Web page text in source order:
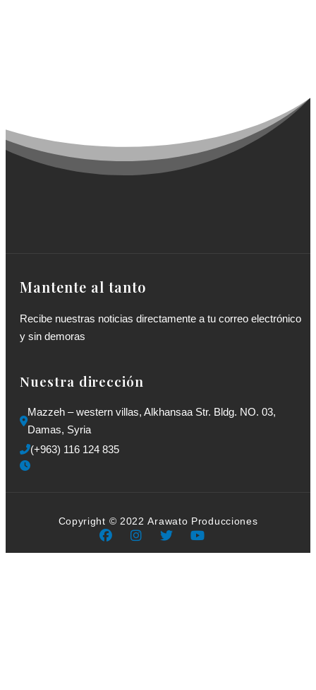
Mantente al tanto
Recibe nuestras noticias directamente a tu correo electrónico
y sin demoras
Nuestra dirección
Mazzeh – western villas, Alkhansaa Str. Bldg. NO. 03,
Damas, Syria
(+963) 116 124 835
Copyright © 2022 Arawato Producciones